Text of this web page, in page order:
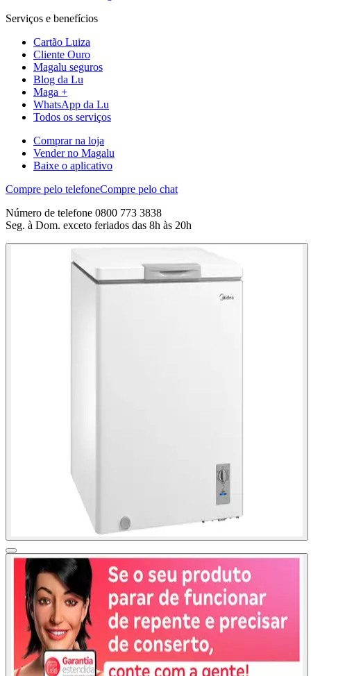
Serviços e benefícios
Cartão Luiza
Cliente Ouro
Magalu seguros
Blog da Lu
Maga +
WhatsApp da Lu
Todos os serviços
Comprar na loja
Vender no Magalu
Baixe o aplicativo
Compre pelo telefoneCompre pelo chat
Número de telefone 0800 773 3838
Seg. à Dom. exceto feriados das 8h às 20h